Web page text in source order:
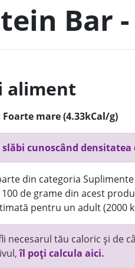
Bar
aliment
Foarte mare (4.33kCal/g)
cunoscând
din categoria
de grame din acest
pentru un adult (2000
necesarul tău caloric și de
îl poți calcula aici.